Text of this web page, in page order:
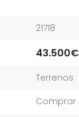
21718
43.500€
Terrenos
Comprar